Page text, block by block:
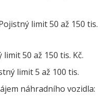
limit 50 až 150 tis.
50 až 150 tis. Kč.
limit 5 až 100 tis.
náhradního vozidla: